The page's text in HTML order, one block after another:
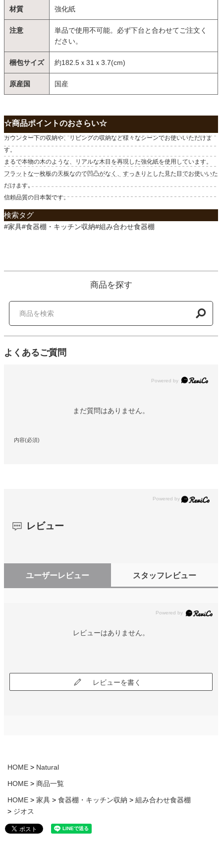
材質 強化紙
注意
単品で使用不可能。必ず下台と合わせてご注文く
ださい。
梱包サイズ 約182.5ｘ31ｘ3.7(cm)
原産国 国産
☆商品ポイントのおさらい☆
カウンター下の収納や、リビングの収納など様々なシーンでお使いいただけま
す。
まるで本物の木のような、リアルな木目を再現した強化紙を使用しています。
フラットな一枚板の天板なので凹凸がなく、すっきりとした見た目でお使いいた
だけます。
信頼品質の日本製です。
検索タグ
#家具#食器棚・キッチン収納#組み合わせ食器棚
商品を探す
よくあるご質問
Powered by
まだ質問はありません。
内容(必須)
レビュー
ユーザーレビュー スタッフレビュー
レビューはありません。
レビューを書く
HOME Natural
HOME 商品一覧
HOME 家具 食器棚・キッチン収納
組み合わせ食器棚
ジオス